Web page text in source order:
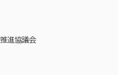
進協議会